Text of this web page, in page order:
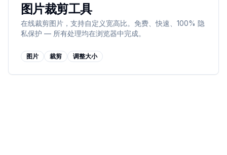
图片裁剪工具
在线裁剪图片，支持自定义宽高比。免费、快速、100% 隐
私保护 — 所有处理均在浏览器中完成。
图片 裁剪 调整大小